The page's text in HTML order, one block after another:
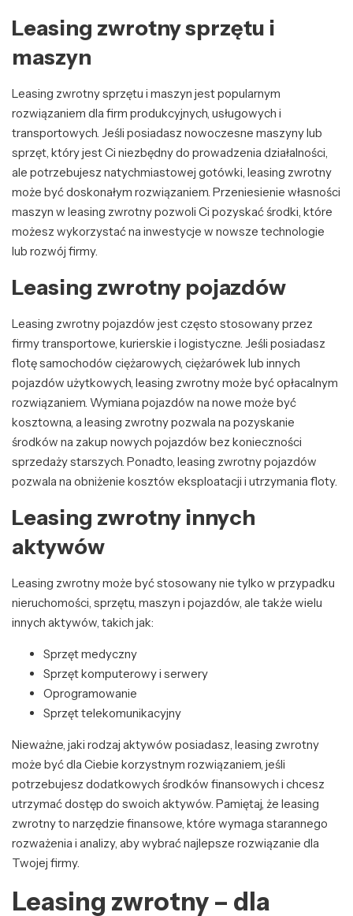
Leasing zwrotny sprzętu i
maszyn
Leasing zwrotny sprzętu i maszyn jest popularnym
rozwiązaniem dla firm produkcyjnych, usługowych i
transportowych. Jeśli posiadasz nowoczesne maszyny lub
sprzęt, który jest Ci niezbędny do prowadzenia działalności,
ale potrzebujesz natychmiastowej gotówki, leasing zwrotny
może być doskonałym rozwiązaniem. Przeniesienie własności
maszyn w leasing zwrotny pozwoli Ci pozyskać środki, które
możesz wykorzystać na inwestycje w nowsze technologie
lub rozwój firmy.
Leasing zwrotny pojazdów
Leasing zwrotny pojazdów jest często stosowany przez
firmy transportowe, kurierskie i logistyczne. Jeśli posiadasz
flotę samochodów ciężarowych, ciężarówek lub innych
pojazdów użytkowych, leasing zwrotny może być opłacalnym
rozwiązaniem. Wymiana pojazdów na nowe może być
kosztowna, a leasing zwrotny pozwala na pozyskanie
środków na zakup nowych pojazdów bez konieczności
sprzedaży starszych. Ponadto, leasing zwrotny pojazdów
pozwala na obniżenie kosztów eksploatacji i utrzymania floty.
Leasing zwrotny innych
aktywów
Leasing zwrotny może być stosowany nie tylko w przypadku
nieruchomości, sprzętu, maszyn i pojazdów, ale także wielu
innych aktywów, takich jak:
Sprzęt medyczny
Sprzęt komputerowy i serwery
Oprogramowanie
Sprzęt telekomunikacyjny
Nieważne, jaki rodzaj aktywów posiadasz, leasing zwrotny
może być dla Ciebie korzystnym rozwiązaniem, jeśli
potrzebujesz dodatkowych środków finansowych i chcesz
utrzymać dostęp do swoich aktywów. Pamiętaj, że leasing
zwrotny to narzędzie finansowe, które wymaga starannego
rozważenia i analizy, aby wybrać najlepsze rozwiązanie dla
Twojej firmy.
Leasing zwrotny – dla